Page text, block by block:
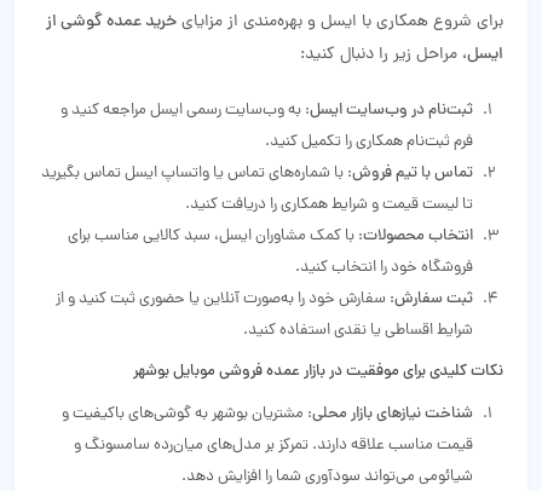
برای شروع همکاری با ایسل و بهره‌مندی از مزایایخرید عمده گوشی از
ایسل، مراحل زیر را دنبال کنید:
ثبت‌نام در وب‌سایت ایسل: به وب‌سایت رسمی ایسل مراجعه کنید و
فرم ثبت‌نام همکاری را تکمیل کنید.
تماس با تیم فروش: با شماره‌های تماس یا واتساپ ایسل تماس بگیرید
تا لیست قیمت و شرایط همکاری را دریافت کنید.
انتخاب محصولات: با کمک مشاوران ایسل، سبد کالایی مناسب برای
فروشگاه خود را انتخاب کنید.
ثبت سفارش: سفارش خود را به‌صورت آنلاین یا حضوری ثبت کنید و از
شرایط اقساطی یا نقدی استفاده کنید.
نکات کلیدی برای موفقیت در بازار عمده فروشی موبایل بوشهر
شناخت نیازهای بازار محلی: مشتریان بوشهر به گوشی‌های باکیفیت و
قیمت مناسب علاقه دارند. تمرکز بر مدل‌های میان‌رده سامسونگ و
شیائومی می‌تواند سودآوری شما را افزایش دهد.